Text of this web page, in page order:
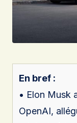
En bref :
• Elon Musk
OpenAI,